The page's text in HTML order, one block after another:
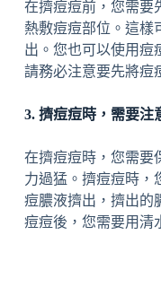
在擠痘痘前，您需要
熱敷痘痘部位。這樣
出。您也可以使用痘
請務必注意要先將痘
3. 擠痘痘時，需要注
在擠痘痘時，您需要
力過猛。擠痘痘時，
痘膿液擠出，擠出的
痘痘後，您需要用清